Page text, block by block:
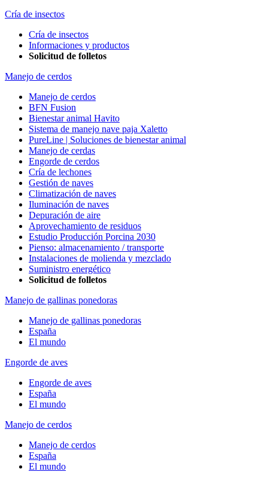
Cría de insectos
Cría de insectos
Informaciones y productos
Solicitud de folletos
Manejo de cerdos
Manejo de cerdos
BFN Fusion
Bienestar animal Havito
Sistema de manejo nave paja Xaletto
PureLine | Soluciones de bienestar animal
Manejo de cerdas
Engorde de cerdos
Cría de lechones
Gestión de naves
Climatización de naves
Iluminación de naves
Depuración de aire
Aprovechamiento de residuos
Estudio Producción Porcina 2030
Pienso: almacenamiento / transporte
Instalaciones de molienda y mezclado
Suministro energético
Solicitud de folletos
Manejo de gallinas ponedoras
Manejo de gallinas ponedoras
España
El mundo
Engorde de aves
Engorde de aves
España
El mundo
Manejo de cerdos
Manejo de cerdos
España
El mundo